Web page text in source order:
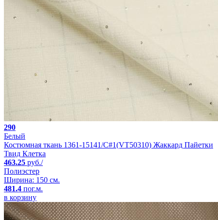
290
Белый
Костюмная ткань 1361-15141/C#1(VT50310) Жаккард Пайетки
Твид Клетка
463.25 руб./
Полиэстер
Ширина: 150 см.
481.4 пог.м.
в корзину